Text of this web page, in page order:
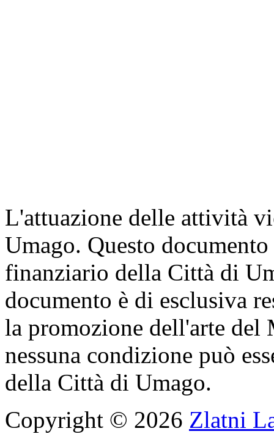
L'attuazione delle attività
Umago. Questo
finanziario della Città di
documento è di esclusiva
la promozione dell'arte del
nessuna condizione può
della Città di Umago.
Copyright © 2026 Zlatni